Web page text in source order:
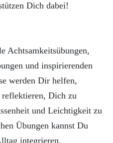
Dich dabei!
Achtsamkeitsübungen,
und inspirierenden
werden Dir helfen,
Dich zu
und Leichtigkeit zu
Übungen kannst Du
integrieren.